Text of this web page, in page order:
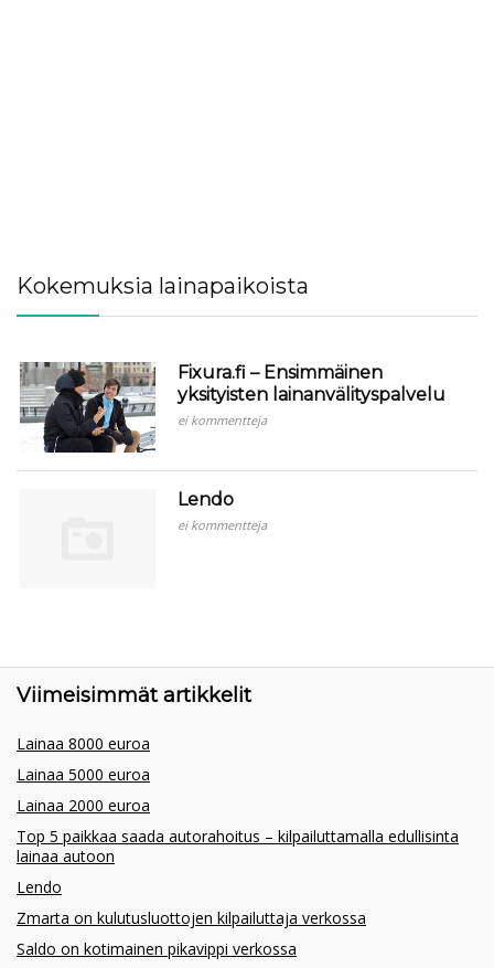
Kokemuksia lainapaikoista
Fixura.fi – Ensimmäinen
yksityisten lainanvälityspalvelu
ei kommentteja
Lendo
ei kommentteja
Viimeisimmät artikkelit
Lainaa 8000 euroa
Lainaa 5000 euroa
Lainaa 2000 euroa
Top 5 paikkaa saada autorahoitus – kilpailuttamalla edullisinta
lainaa autoon
Lendo
Zmarta on kulutusluottojen kilpailuttaja verkossa
Saldo on kotimainen pikavippi verkossa